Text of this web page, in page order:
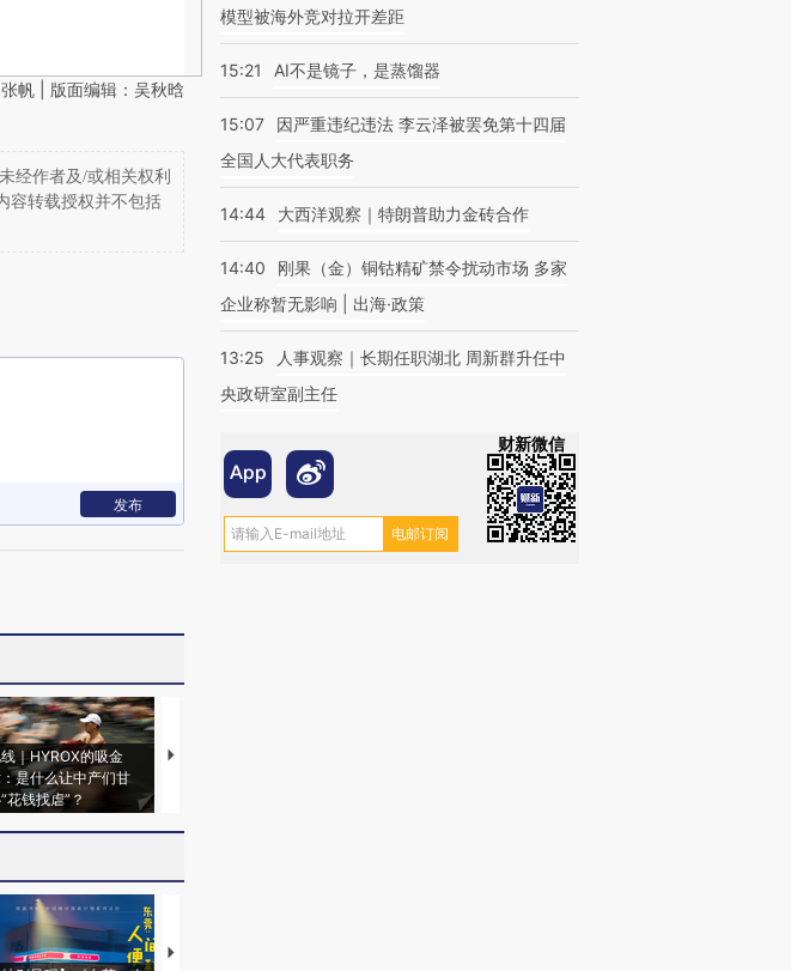
帆 | 版面编辑：吴秋晗
经作者及/或相关权利
容转载授权并不包括
发布
｜HYROX的吸金
是什么让中产们甘
花钱找虐”？
马航飞行员跨国走私7万
【推广】走进第四届链博
模型被海外竞对拉开差距
15:21 AI不是镜子，是蒸馏器
15:07
因严重违纪违法 李云泽被罢免第十四届
全国人大代表职务
14:44 大西洋观察｜特朗普助力金砖合作
14:40
刚果（金）铜钴精矿禁令扰动市场 多家
企业称暂无影响 | 出海·政策
13:25
人事观察｜长期任职湖北 周新群升任中
央政研室副主任
财新微信